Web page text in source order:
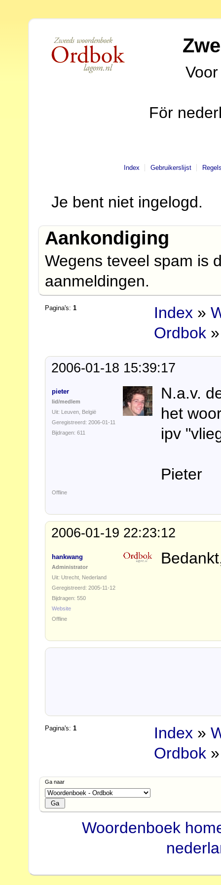
För
Index Gebruikerslijst
Je bent niet ingelogd.
Aankondiging
Wegens teveel spam is
aanmeldingen.
Pagina's:1 Index »
Ordbok
2006-01-18 15:39:17
pieter
lid/medlem
Uit: Leuven, België
Geregistreerd: 2006-01-11
Bijdragen: 611
N.a.v.
het
ipv
Pieter
Offline
2006-01-19 22:23:12
hankwang
Administrator
Uit: Utrecht, Nederland
Geregistreerd: 2005-11-12
Bijdragen: 550
Website
Offline
Pagina's:1 Index »
Ordbok
Ga naar
Woordenboek